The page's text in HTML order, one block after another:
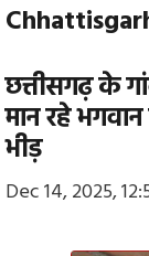
छत्तीसगढ़ के
मान रहे
भीड़
Dec 14, 2025,